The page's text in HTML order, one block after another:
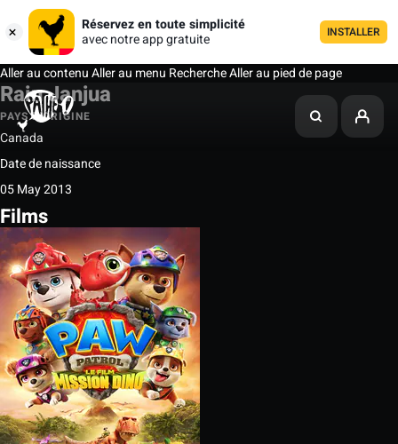
Réservez en toute simplicité
avec notre app gratuite
INSTALLER
Aller au contenuAller au menu RechercheAller au pied de page
Rain Janjua
PAYS D'ORIGINE
Canada
Date de naissance
05 May 2013
Films